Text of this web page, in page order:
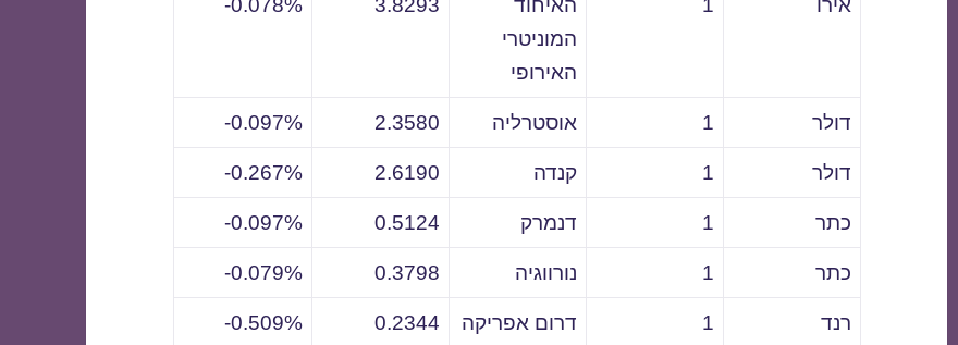
אירו 1
האיחוד
המוניטרי
האירופי
3.8293
0.078%-
דולר 1 אוסטרליה 2.3580
0.097%-
דולר 1 קנדה 2.6190
0.267%-
כתר 1 דנמרק 0.5124
0.097%-
כתר 1 נורווגיה 0.3798
0.079%-
רנד 1 דרום אפריקה 0.2344
0.509%-